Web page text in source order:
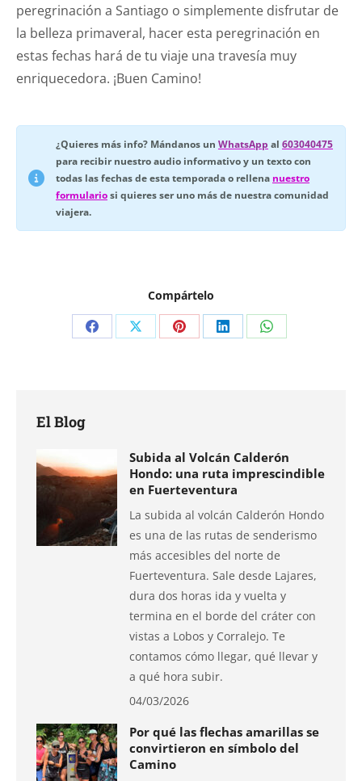
peregrinación a Santiago o simplemente disfrutar de
la belleza primaveral, hacer esta peregrinación en
estas fechas hará de tu viaje una travesía muy
enriquecedora. ¡Buen Camino!
¿Quieres más info? Mándanos un WhatsApp al 603040475
para recibir nuestro audio informativo y un texto con
todas las fechas de esta temporada o rellena nuestro
formulariosi quieres ser uno más de nuestra comunidad
viajera.
Compártelo
CompartirCompartirCompartirCompartirCompartir
El Blog
Subida al Volcán Calderón
Hondo: una ruta imprescindible
en Fuerteventura
La subida al volcán Calderón Hondo
es una de las rutas de senderismo
más accesibles del norte de
Fuerteventura. Sale desde Lajares,
dura dos horas ida y vuelta y
termina en el borde del cráter con
vistas a Lobos y Corralejo. Te
contamos cómo llegar, qué llevar y
a qué hora subir.
04/03/2026
Por qué las flechas amarillas se
convirtieron en símbolo del
Camino